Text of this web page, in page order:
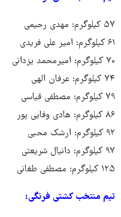
۵۷ کیلوگرم: مهدی رحیمی
۶۱ کیلوگرم: امیر علی فریدی
۷۰ کیلوگرم: امیرمحمد یزدانی
۷۴ کیلوگرم: عرفان الهی
۷۹ کیلوگرم: مصطفی قیاسی
۸۶ کیلوگرم: هادی وفایی پور
۹۲ کیلوگرم: ارشک محبی
۹۷ کیلوگرم: دانیال شریعتی
۱۲۵ کیلوگرم: مصطفی طغانی
تیم منتخب کشتی فرنگی: